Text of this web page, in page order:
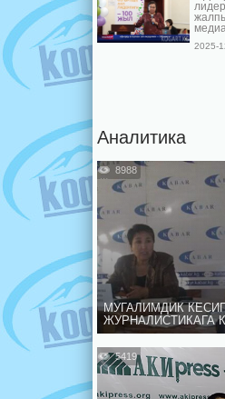
2025-
Аналитика
8988
МУГАЛИМДИК
ЖУРНАЛИСТИКАГА
5419